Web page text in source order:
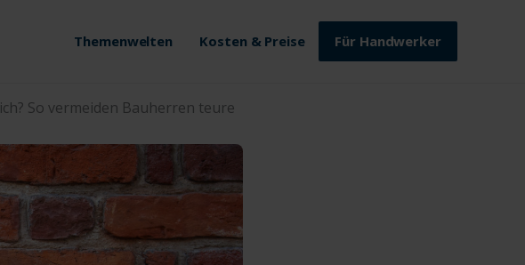
Themenwelten Kosten & Preise Für Handwerker
So vermeiden Bauherren teure